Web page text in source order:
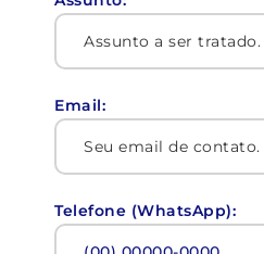
Email:
Telefone (WhatsApp):